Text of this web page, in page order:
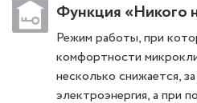
Функция «Никого
Режим работы, при
комфортности
несколько снижается,
электроэнергия, а при